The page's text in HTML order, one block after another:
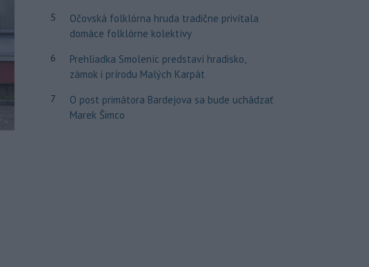
5
Očovská folklórna hruda tradične privítala
domáce folklórne kolektívy
6
Prehliadka Smoleníc predstaví hradisko,
zámok i prírodu Malých Karpát
7
O post primátora Bardejova sa bude uchádzať
Marek Šimco